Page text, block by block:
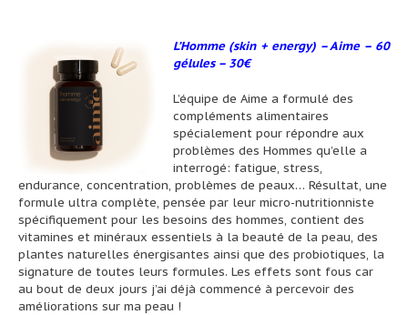
L’Homme (skin + energy) – Aime – 60
gélules – 30€
L’équipe de Aime a formulé des
compléments alimentaires
spécialement pour répondre aux
problèmes des Hommes qu’elle a
interrogé: fatigue, stress,
endurance, concentration, problèmes de peaux… Résultat, une
formule ultra complète, pensée par leur micro-nutritionniste
spécifiquement pour les besoins des hommes, contient des
vitamines et minéraux essentiels à la beauté de la peau, des
plantes naturelles énergisantes ainsi que des probiotiques, la
signature de toutes leurs formules. Les effets sont fous car
au bout de deux jours j’ai déjà commencé à percevoir des
améliorations sur ma peau !